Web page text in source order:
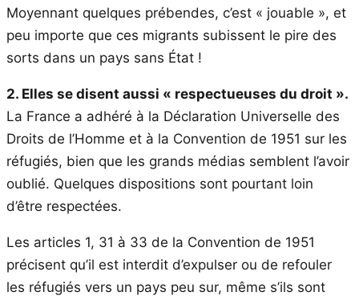
Moyennant quelques prébendes, c’est « jouable », et
peu importe que ces migrants subissent le pire des
sorts dans un pays sans État !
2. Elles se disent aussi « respectueuses du droit ».
La France a adhéré à la Déclaration Universelle des
Droits de l’Homme et à la Convention de 1951 sur les
réfugiés, bien que les grands médias semblent l’avoir
oublié. Quelques dispositions sont pourtant loin
d’être respectées.
Les articles 1, 31 à 33 de la Convention de 1951
précisent qu’il est interdit d’expulser ou de refouler
les réfugiés vers un pays peu sur, même s’ils sont